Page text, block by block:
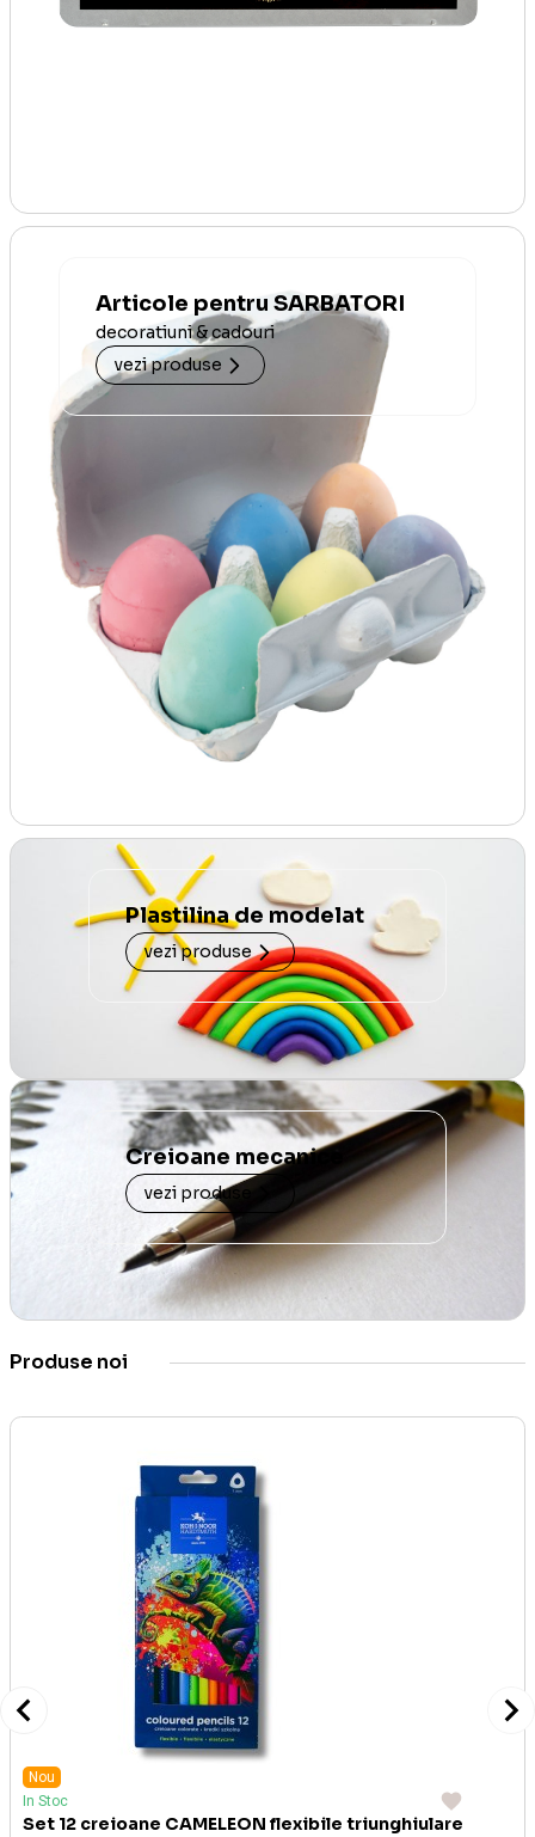
Articole pentru SARBATORI
decoratiuni & cadouri
vezi produse
Plastilina de modelat
vezi produse
Creioane mecanice
vezi produse
Produse noi
Nou
In Stoc
Set 12 creioane CAMELEON flexibile triunghiulare